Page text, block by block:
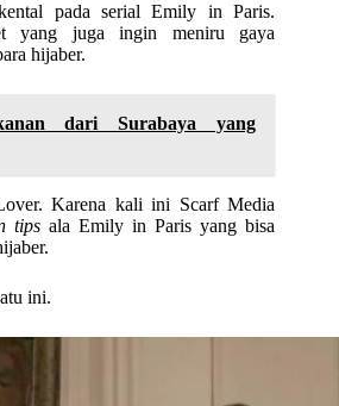
pada serial Emily in Paris.
yang juga ingin meniru gaya
hijaber.
dari Surabaya yang
Karena kali ini Scarf Media
tipsala Emily in Paris yang bisa
ini.